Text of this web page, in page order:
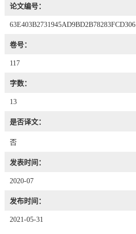
论文编号：
63E403B2731945AD9BD2B78283FCD306
卷号：
117
字数：
13
是否译文：
否
发表时间：
2020-07
发布时间：
2021-05-31